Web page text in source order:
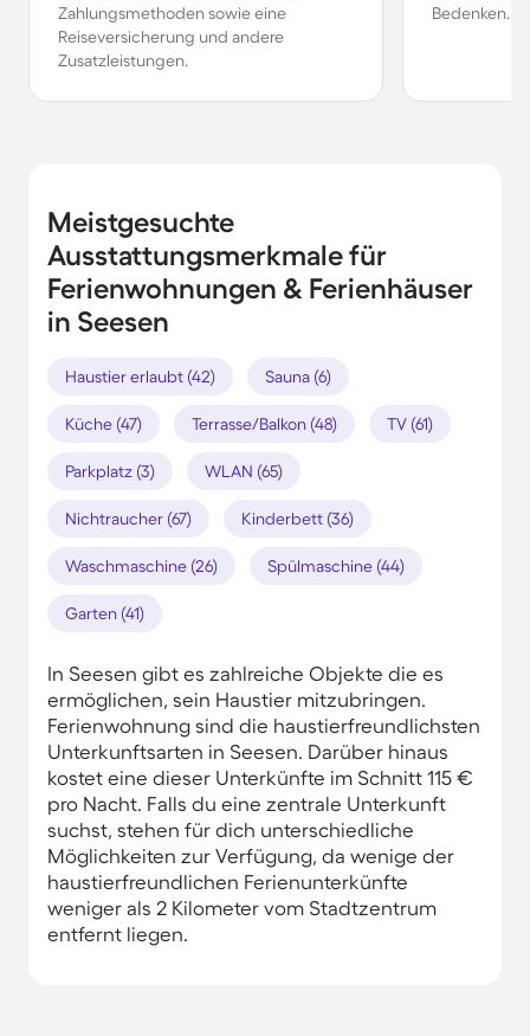
Zahlungsmethoden sowie eine
Reiseversicherung und andere
Zusatzleistungen.
Bedenken.
Meistgesuchte
Ausstattungsmerkmale für
Ferienwohnungen & Ferienhäuser
in Seesen
Haustier erlaubt (42) Sauna (6)
Küche (47) Terrasse/Balkon (48) TV (61)
Parkplatz (3) WLAN (65)
Nichtraucher (67) Kinderbett (36)
Waschmaschine (26) Spülmaschine (44)
Garten (41)
In Seesen gibt es zahlreiche Objekte die es
ermöglichen, sein Haustier mitzubringen.
Ferienwohnung sind die haustierfreundlichsten
Unterkunftsarten in Seesen. Darüber hinaus
kostet eine dieser Unterkünfte im Schnitt 115 €
pro Nacht. Falls du eine zentrale Unterkunft
suchst, stehen für dich unterschiedliche
Möglichkeiten zur Verfügung, da wenige der
haustierfreundlichen Ferienunterkünfte
weniger als 2 Kilometer vom Stadtzentrum
entfernt liegen.